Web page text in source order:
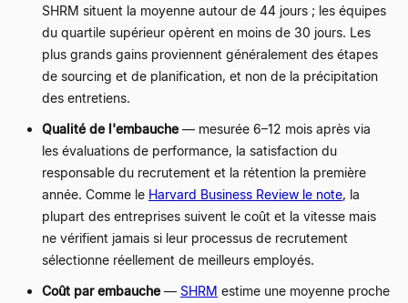
SHRM situent la moyenne autour de 44 jours ; les équipes
du quartile supérieur opèrent en moins de 30 jours. Les
plus grands gains proviennent généralement des étapes
de sourcing et de planification, et non de la précipitation
des entretiens.
Qualité de l'embauche — mesurée 6–12 mois après via
les évaluations de performance, la satisfaction du
responsable du recrutement et la rétention la première
année. Comme le Harvard Business Review le note, la
plupart des entreprises suivent le coût et la vitesse mais
ne vérifient jamais si leur processus de recrutement
sélectionne réellement de meilleurs employés.
Coût par embauche — SHRM estime une moyenne proche